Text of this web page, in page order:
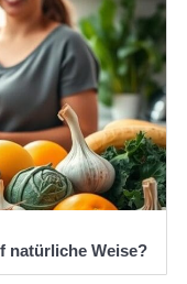
natürliche Weise?